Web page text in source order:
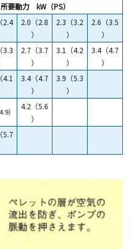
所要動力 kW（PS）
2.4
2.0（2.8
）
2.3（3.2
）
2.6（3.5
）
3.3
2.7（3.7
）
3.1（4.2
）
3.4（4.7
）
4.1
3.4（4.7
）
3.9（5.3
）
）
4.2（5.6
）
5.7